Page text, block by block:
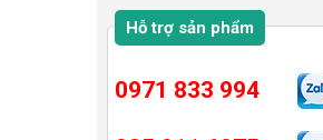
Hỗ trợ sản phẩm
0971 833 994